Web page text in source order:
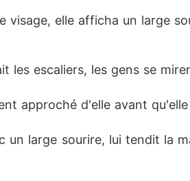
visage, elle afficha un large
les escaliers, les gens se
approché d'elle avant
un large sourire, lui tendit la